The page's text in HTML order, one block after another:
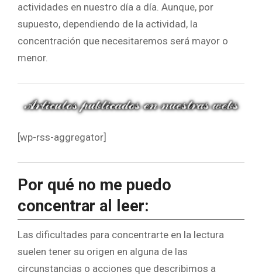
actividades en nuestro día a día. Aunque, por
supuesto, dependiendo de la actividad, la
concentración que necesitaremos será mayor o
menor.
[wp-rss-aggregator]
Por qué no me puedo
concentrar al leer:
Las dificultades para concentrarte en la lectura
suelen tener su origen en alguna de las
circunstancias o acciones que describimos a